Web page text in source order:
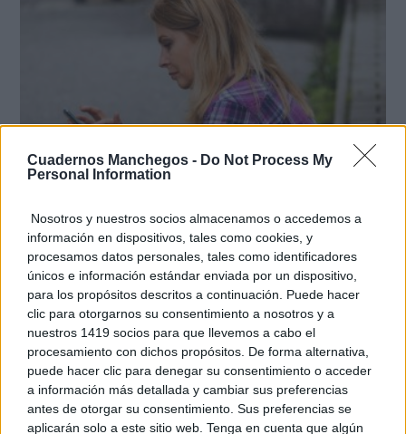
Cuadernos Manchegos - Do Not Process My
Personal Information
Nosotros y nuestros socios almacenamos o accedemos a
información en dispositivos, tales como cookies, y
procesamos datos personales, tales como identificadores
únicos e información estándar enviada por un dispositivo,
para los propósitos descritos a continuación. Puede hacer
clic para otorgarnos su consentimiento a nosotros y a
nuestros 1419 socios para que llevemos a cabo el
procesamiento con dichos propósitos. De forma alternativa,
puede hacer clic para denegar su consentimiento o acceder
a información más detallada y cambiar sus preferencias
antes de otorgar su consentimiento. Sus preferencias se
aplicarán solo a este sitio web. Tenga en cuenta que algún
Cuidado con este hábito
¿Y si el problema no fuera el estrés, sino un hábito
diario?